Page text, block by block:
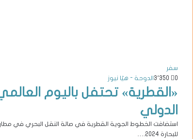
سفر
الدوحة - هيّا نيوز
0
«القطرية» تحتفل باليوم
الدولي
استضافت الخطوط الجوية القطرية في صالة النقل البحري في مطار
للبحارة 2024.…